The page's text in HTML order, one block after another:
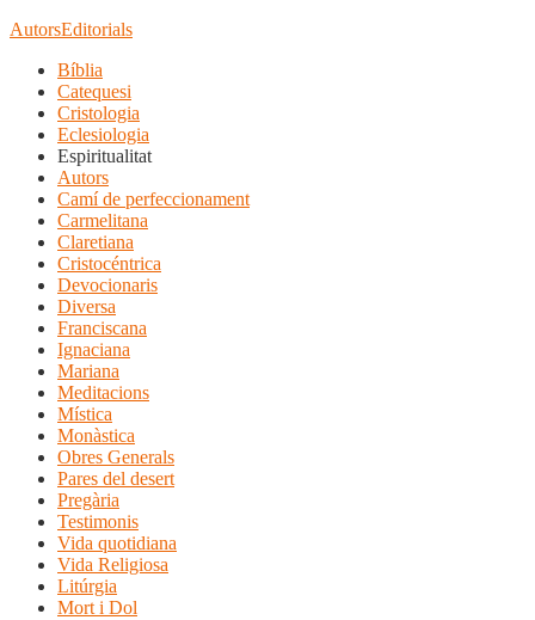
AutorsEditorials
Bíblia
Catequesi
Cristologia
Eclesiologia
Espiritualitat
Autors
Camí de perfeccionament
Carmelitana
Claretiana
Cristocéntrica
Devocionaris
Diversa
Franciscana
Ignaciana
Mariana
Meditacions
Mística
Monàstica
Obres Generals
Pares del desert
Pregària
Testimonis
Vida quotidiana
Vida Religiosa
Litúrgia
Mort i Dol